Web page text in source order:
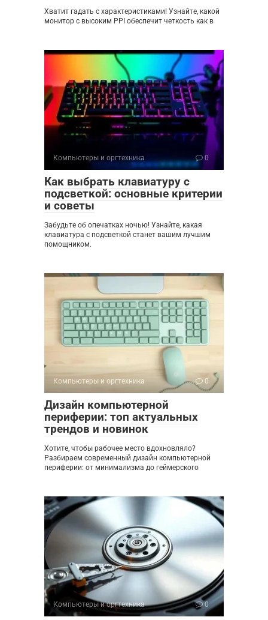
Хватит гадать с характеристиками! Узнайте, какой
монитор с высоким PPI обеспечит четкость как в
Компьютеры и оргтехника 0
Как выбрать клавиатуру с
подсветкой: основные критерии
и советы
Забудьте об опечатках ночью! Узнайте, какая
клавиатура с подсветкой станет вашим лучшим
помощником.
Компьютеры и оргтехника 0
Дизайн компьютерной
периферии: топ актуальных
трендов и новинок
Хотите, чтобы рабочее место вдохновляло?
Разбираем современный дизайн компьютерной
периферии: от минимализма до геймерского
Компьютеры и оргтехника 0